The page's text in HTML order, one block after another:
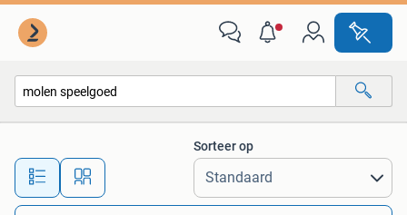
Alle afstanden…
Sorteer op